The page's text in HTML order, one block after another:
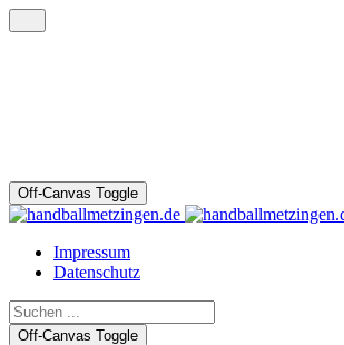
Off-Canvas Toggle
Impressum
Datenschutz
Off-Canvas Toggle